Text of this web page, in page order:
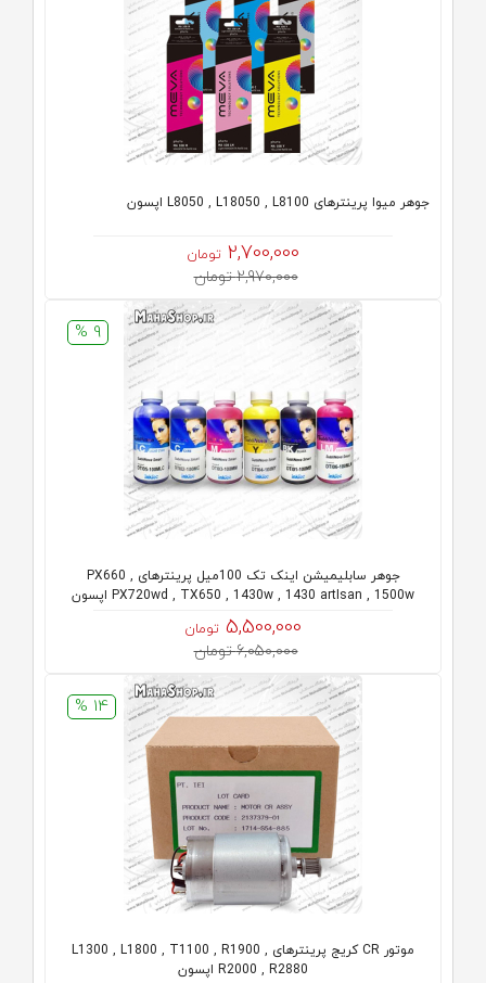
جوهر میوا پرینترهای L8050 , L18050 , L8100 اپسون
2,700,000 تومان
2,970,000 تومان
9 %
جوهر سابلیمیشن اینک تک 100میل پرینترهای PX660 ,
PX720wd , TX650 , 1430w , 1430 artIsan , 1500w اپسون
5,500,000 تومان
6,050,000 تومان
14 %
موتور CR کریج پرینترهای L1300 , L1800 , T1100 , R1900 ,
R2000 , R2880 اپسون